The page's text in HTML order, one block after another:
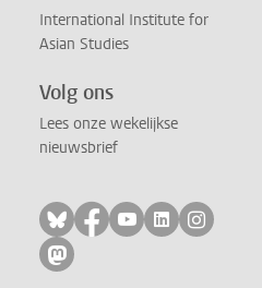
International Institute for
Asian Studies
Volg ons
Lees onze wekelijkse
nieuwsbrief
Volg ons op bluesky
Volg ons op
Volg ons op
Volg ons
Volg
Volg ons op mastodon